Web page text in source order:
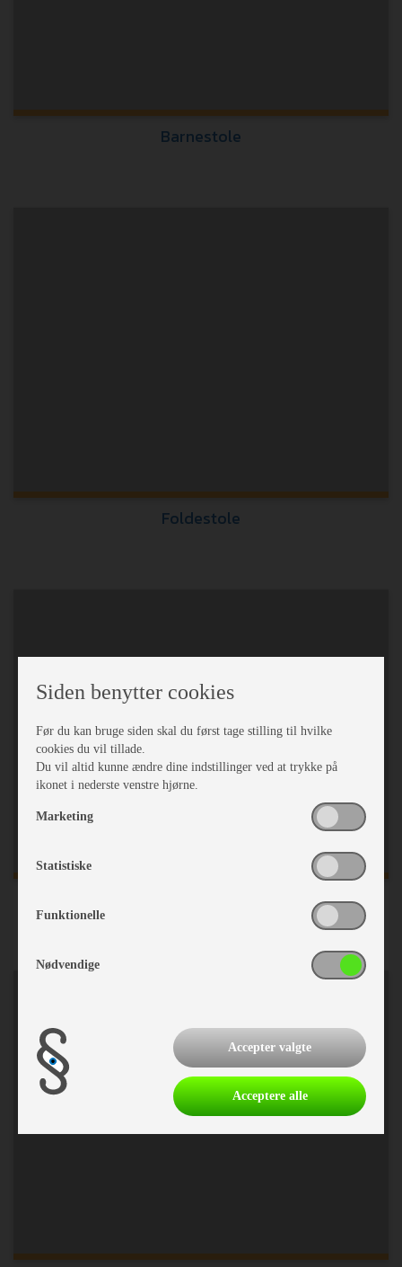
Barnestole
Foldestole
Siden benytter cookies
Før du kan bruge siden skal du først tage stilling til hvilke
cookies du vil tillade.
Du vil altid kunne ændre dine indstillinger ved at trykke på
ikonet i nederste venstre hjørne.
Marketing
Statistiske
Funktionelle
Nødvendige
Accepter valgte
Acceptere alle